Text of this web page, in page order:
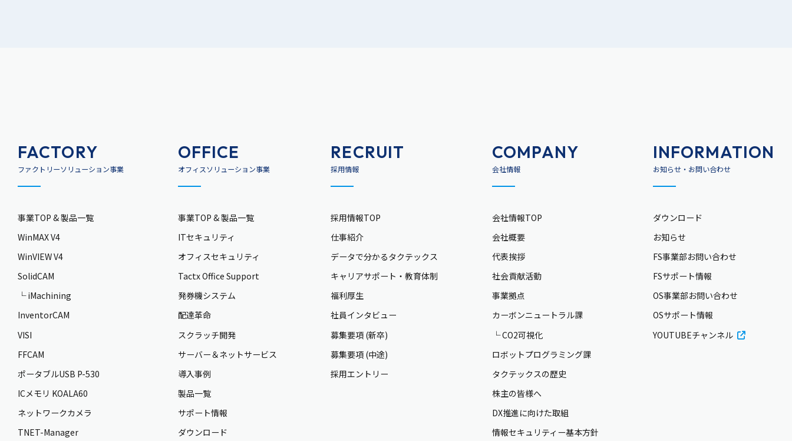
FACTORY
ファクトリーソリューション事業
事業TOP & 製品一覧
WinMAX V4
WinVIEW V4
SolidCAM
└ iMachining
InventorCAM
VISI
FFCAM
ポータブルUSB P-530
ICメモリ KOALA60
ネットワークカメラ
TNET-Manager
OFFICE
オフィスソリューション事業
事業TOP & 製品一覧
ITセキュリティ
オフィスセキュリティ
Tactx Office Support
発券機システム
配達革命
スクラッチ開発
サーバー＆ネットサービス
導入事例
製品一覧
サポート情報
ダウンロード
RECRUIT
採用情報
採用情報TOP
仕事紹介
データで分かるタクテックス
キャリアサポート・教育体制
福利厚生
社員インタビュー
募集要項 (新卒)
募集要項 (中途)
採用エントリー
COMPANY
会社情報
会社情報TOP
会社概要
代表挨拶
社会貢献活動
事業拠点
カーボンニュートラル課
└ CO2可視化
ロボットプログラミング課
タクテックスの歴史
株主の皆様へ
DX推進に向けた取組
情報セキュリティー基本方針
INFORMATION
お知らせ・お問い合わせ
ダウンロード
お知らせ
FS事業部お問い合わせ
FSサポート情報
OS事業部お問い合わせ
OSサポート情報
YOUTUBEチャンネル